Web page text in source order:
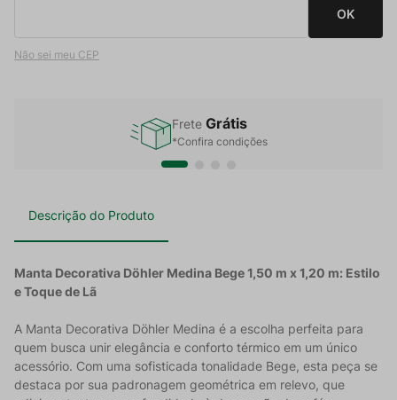
Não sei meu CEP
Frete Grátis
*Confira condições
Descrição do Produto
Manta Decorativa Döhler Medina Bege 1,50 m x 1,20 m: Estilo
e Toque de Lã
A Manta Decorativa Döhler Medina é a escolha perfeita para
quem busca unir elegância e conforto térmico em um único
acessório. Com uma sofisticada tonalidade Bege, esta peça se
destaca por sua padronagem geométrica em relevo, que